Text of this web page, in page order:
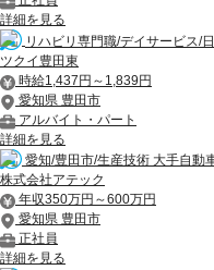
詳細を見る
リハビリ専門職/デイサービス/
ツクイ豊田東
時給1,437円～1,839円
愛知県 豊田市
アルバイト・パート
詳細を見る
愛知/豊田市/生産技術 大手自動
株式会社アテック
年収350万円～600万円
愛知県 豊田市
正社員
詳細を見る